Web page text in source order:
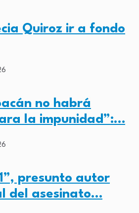
Quiroz ir a fondo
no habrá
la impunidad”:…
presunto autor
del asesinato…